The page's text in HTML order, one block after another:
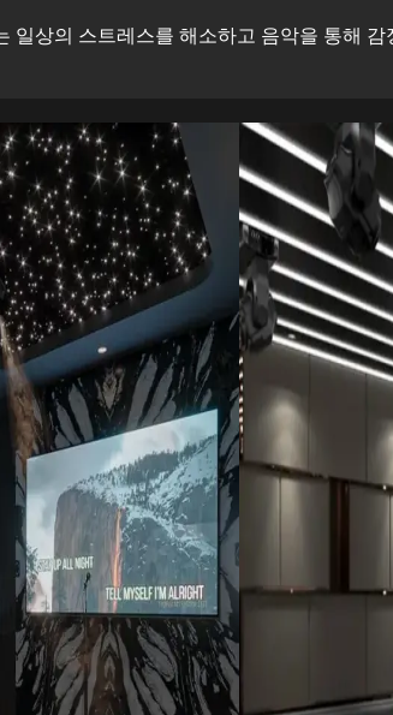
일상의 스트레스를 해소하고 음악을 통해